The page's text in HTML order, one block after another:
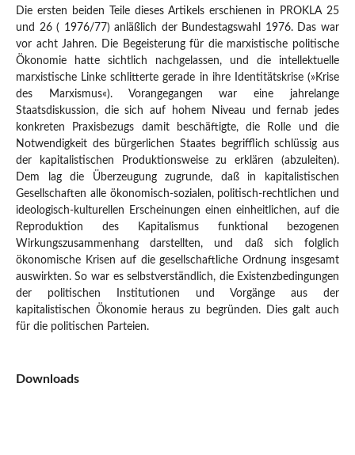
Die ersten beiden Teile dieses Artikels erschienen in PROKLA 25
und 26 ( 1976/77) anläßlich der Bundestagswahl 1976. Das war
vor acht Jahren. Die Begeisterung für die marxistische politische
Ökonomie hatte sichtlich nachgelassen, und die intellektuelle
marxistische Linke schlitterte gerade in ihre Identitätskrise (»Krise
des Marxismus«). Vorangegangen war eine jahrelange
Staatsdiskussion, die sich auf hohem Niveau und fernab jedes
konkreten Praxisbezugs damit beschäftigte, die Rolle und die
Notwendigkeit des bürgerlichen Staates begrifflich schlüssig aus
der kapitalistischen Produktionsweise zu erklären (abzuleiten).
Dem lag die Überzeugung zugrunde, daß in kapitalistischen
Gesellschaften alle ökonomisch-sozialen, politisch-rechtlichen und
ideologisch-kulturellen Erscheinungen einen einheitlichen, auf die
Reproduktion des Kapitalismus funktional bezogenen
Wirkungszusammenhang darstellten, und daß sich folglich
ökonomische Krisen auf die gesellschaftliche Ordnung insgesamt
auswirkten. So war es selbstverständlich, die Existenzbedingungen
der politischen Institutionen und Vorgänge aus der
kapitalistischen Ökonomie heraus zu begründen. Dies galt auch
für die politischen Parteien.
Downloads